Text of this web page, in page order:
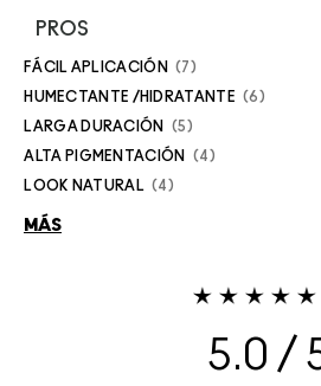
PROS
FÁCIL APLICACIÓN 7
HUMECTANTE /HIDRATANTE 6
LARGA DURACIÓN 5
ALTA PIGMENTACIÓN 4
LOOK NATURAL 4
MÁS
5.0